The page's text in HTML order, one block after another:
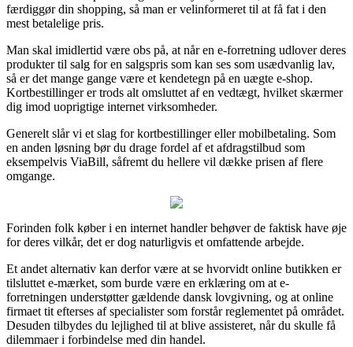
færdiggør din shopping, så man er velinformeret til at få fat i den
mest betalelige pris.
Man skal imidlertid være obs på, at når en e-forretning udlover deres
produkter til salg for en salgspris som kan ses som usædvanlig lav,
så er det mange gange være et kendetegn på en uægte e-shop.
Kortbestillinger er trods alt omsluttet af en vedtægt, hvilket skærmer
dig imod uoprigtige internet virksomheder.
Generelt slår vi et slag for kortbestillinger eller mobilbetaling. Som
en anden løsning bør du drage fordel af et afdragstilbud som
eksempelvis ViaBill, såfremt du hellere vil dække prisen af flere
omgange.
Forinden folk køber i en internet handler behøver de faktisk have øje
for deres vilkår, det er dog naturligvis et omfattende arbejde.
Et andet alternativ kan derfor være at se hvorvidt online butikken er
tilsluttet e-mærket, som burde være en erklæring om at e-
forretningen understøtter gældende dansk lovgivning, og at online
firmaet tit efterses af specialister som forstår reglementet på området.
Desuden tilbydes du lejlighed til at blive assisteret, når du skulle få
dilemmaer i forbindelse med din handel.